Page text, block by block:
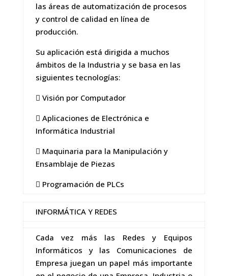
las áreas de automatización de procesos
y control de calidad en línea de
producción.
Su aplicación está dirigida a muchos
ámbitos de la Industria y se basa en las
siguientes tecnologías:
 Visión por Computador
 Aplicaciones de Electrónica e
Informática Industrial
 Maquinaria para la Manipulación y
Ensamblaje de Piezas
 Programación de PLCs
INFORMÁTICA Y REDES
Cada vez más las Redes y Equipos
Informáticos y las Comunicaciones de
Empresa juegan un papel más importante